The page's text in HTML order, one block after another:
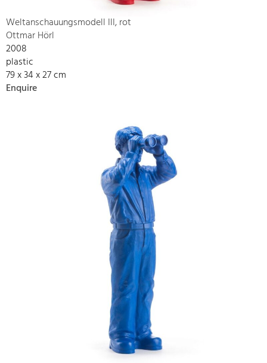
Weltanschauungsmodell III, rot
Ottmar Hörl
2008
plastic
79 x 34 x 27 cm
Enquire